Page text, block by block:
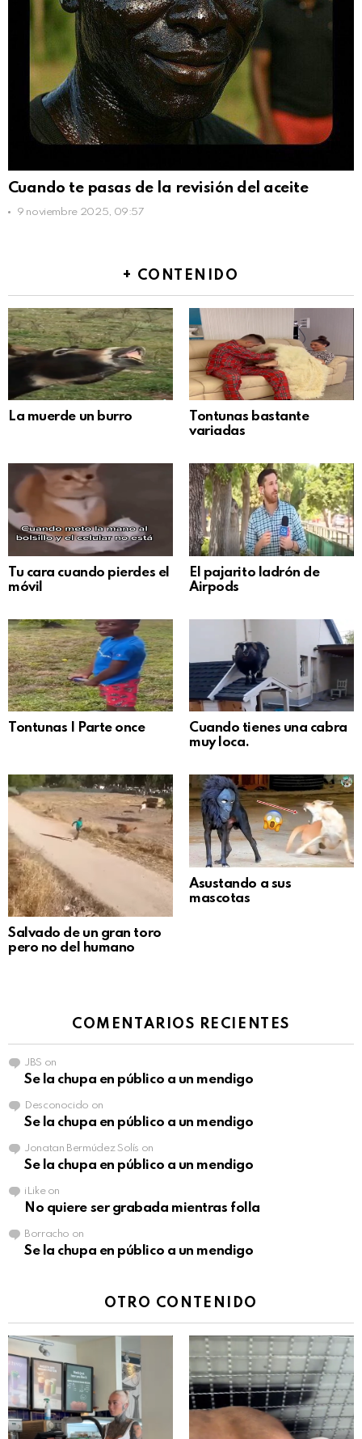
Cuando te pasas de la revisión del aceite
9 noviembre 2025, 09:57
+ CONTENIDO
La muerde un burro
Tontunas bastante
variadas
Tu cara cuando pierdes el
móvil
El pajarito ladrón de
Airpods
Tontunas | Parte once
Cuando tienes una cabra
muy loca.
Salvado de un gran toro
pero no del humano
Asustando a sus
mascotas
COMENTARIOS RECIENTES
JBS on
Se la chupa en público a un mendigo
Desconocido on
Se la chupa en público a un mendigo
Jonatan Bermúdez Solís on
Se la chupa en público a un mendigo
iLikeon
No quiere ser grabada mientras folla
Borracho on
Se la chupa en público a un mendigo
OTRO CONTENIDO